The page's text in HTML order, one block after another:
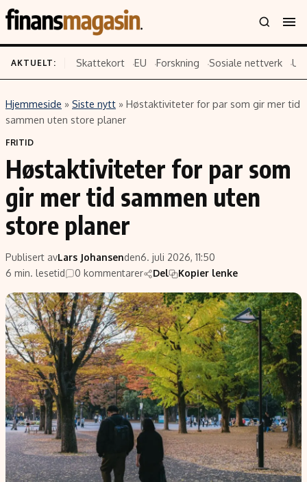
Innhold
Siste nytt
Eiendom
Energi og klima
Finans
Fritid
Verden
Økonomi
Politikk
Selskaper
Aksjer
Populær
Forskning
Google
Kunstig intelligens
Infrastruktur
BitCoin
EU-Kommisjonen
Grønt skifte
Retningslinjer
Personvernerklæring
Annonsepolicy
Brukervilkår
Cookiepolicy
Retningslinjer for rettelser
Redaksjonell policy
AKTUELT: Skattekort EU Forskning Sosiale nettverk
Hjemmeside » Siste nytt » Høstaktiviteter for par som gir mer tid
sammen uten store planer
FRITID
Høstaktiviteter for par som
gir mer tid sammen uten
store planer
Publisert avLars Johansenden6. juli 2026, 11:50
6 min. lesetid
0 kommentarer Del Kopier lenke